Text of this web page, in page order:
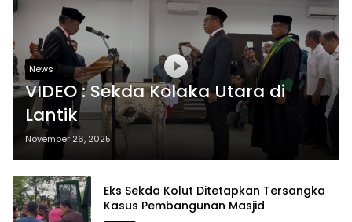
News
VIDEO : Sekda Kolaka Utara di
Lantik
November 26, 2025
Eks Sekda Kolut Ditetapkan Tersangka
Kasus Pembangunan Masjid